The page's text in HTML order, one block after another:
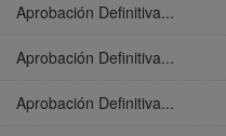
Aprobación Definitiva...
Aprobación Definitiva...
Aprobación Definitiva...